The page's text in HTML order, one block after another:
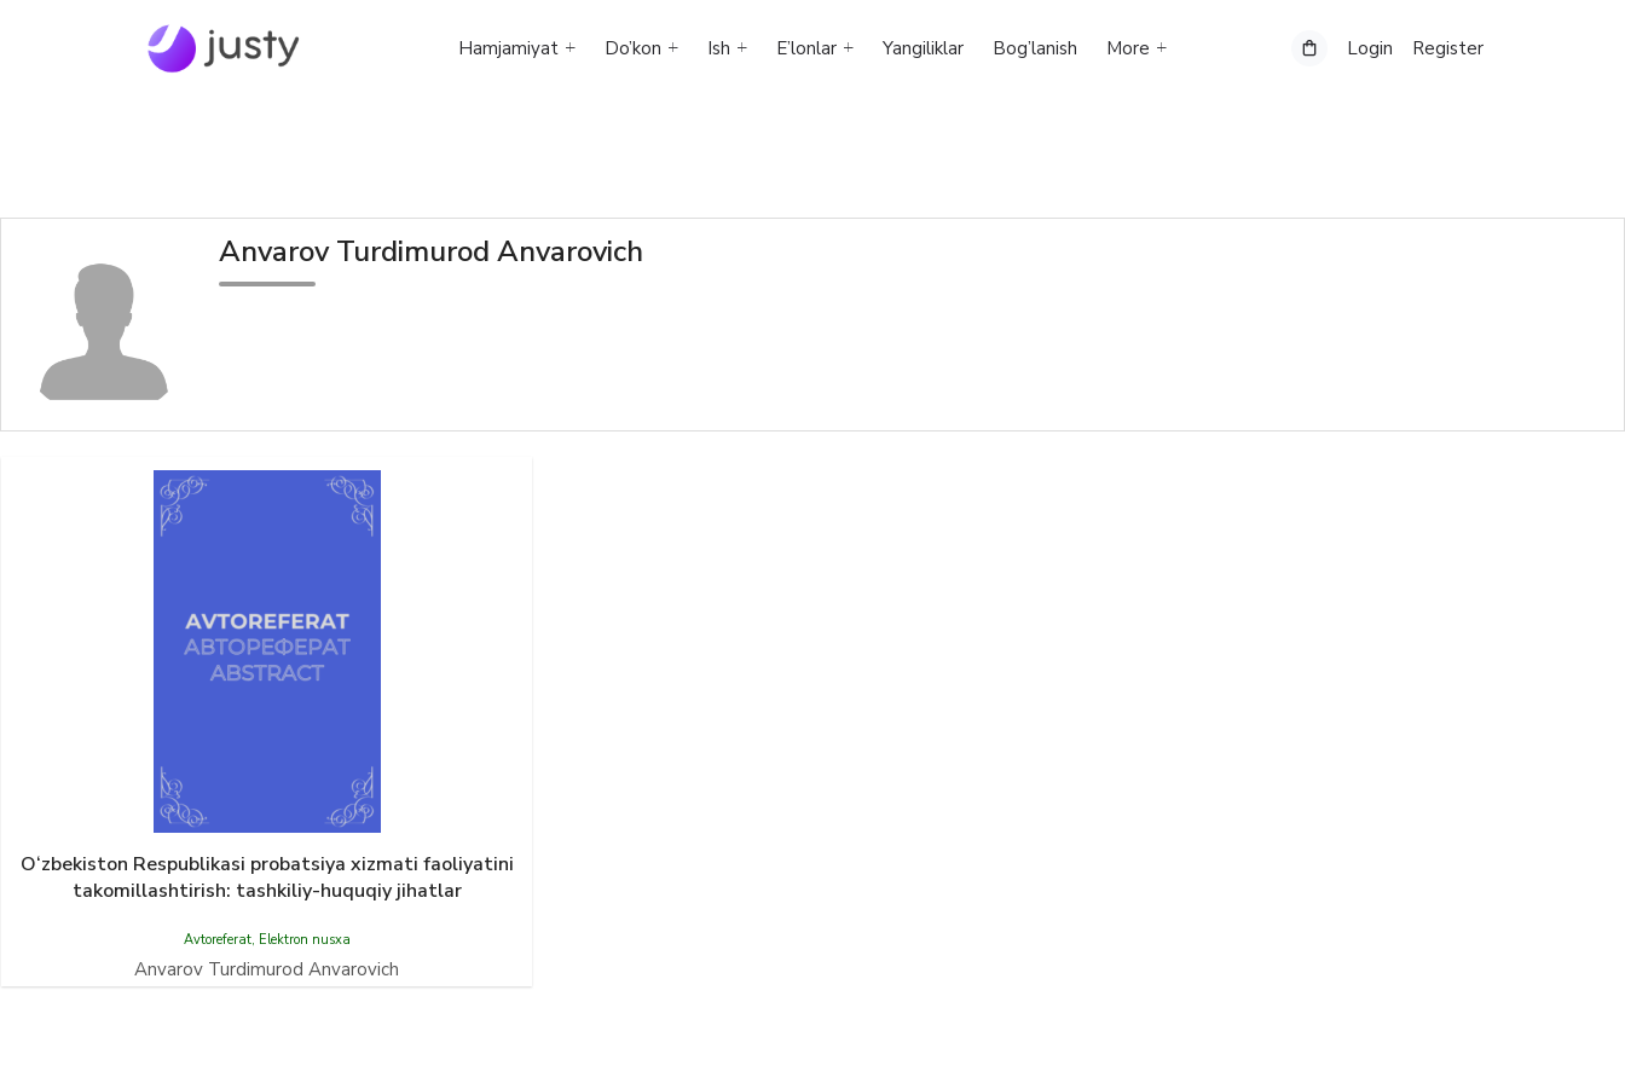
Hamjamiyat Do’kon Ish E’lonlar Yangiliklar Bog’lanish More Login Register
Anvarov Turdimurod Anvarovich
O‘zbekiston Respublikasi probatsiya xizmati faoliyatini
takomillashtirish: tashkiliy-huquqiy jihatlar
Avtoreferat, Elektron nusxa
Anvarov Turdimurod Anvarovich